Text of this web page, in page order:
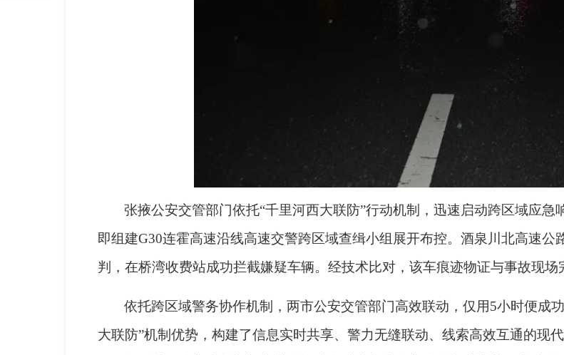
张掖公安交管部门依托“千里河西大联防”行动机制，迅速启动跨区域应
即组建G30连霍高速沿线高速交警跨区域查缉小组展开布控。酒泉川北高速
判，在桥湾收费站成功拦截嫌疑车辆。经技术比对，该车痕迹物证与事故现
依托跨区域警务协作机制，两市公安交管部门高效联动，仅用5小时便成
大联防”机制优势，构建了信息实时共享、警力无缝联动、线索高效互通的现